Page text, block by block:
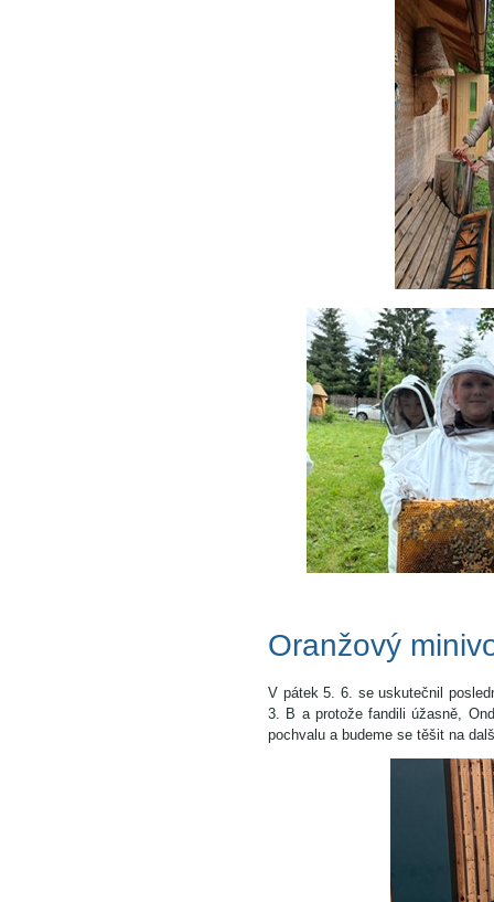
Oranžový
V pátek 5. 6. se uskutečnil
3. B a protože fandili úžasně,
pochvalu a budeme se těšit na